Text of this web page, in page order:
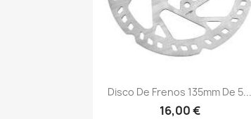
Vista rápida
Disco De Frenos 135mm De 5...
16,00 €